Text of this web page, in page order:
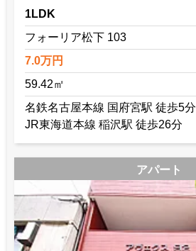
1LDK
フォーリア松下 103
7.0万円
59.42㎡
名鉄名古屋本線 国府宮駅 徒歩5分
JR東海道本線 稲沢駅 徒歩26分
アパート